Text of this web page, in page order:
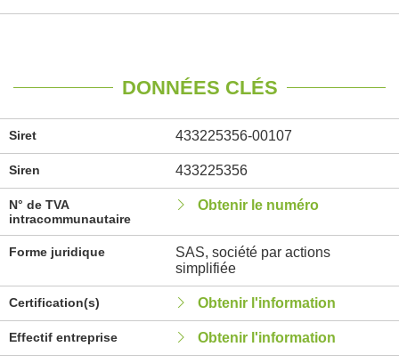
DONNÉES CLÉS
Siret 433225356-00107
Siren 433225356
N° de TVA
intracommunautaire
Obtenir le numéro
Forme juridique
SAS, société par actions
simplifiée
Certification(s) Obtenir l'information
Effectif entreprise Obtenir l'information